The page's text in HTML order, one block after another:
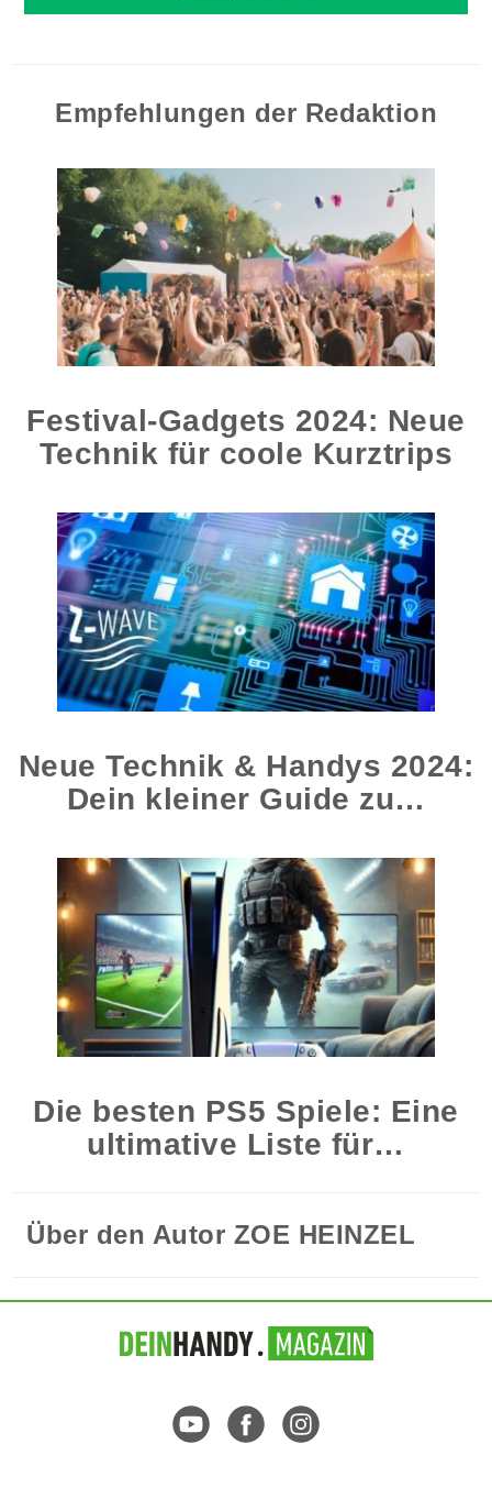
Empfehlungen der Redaktion
Festival-Gadgets 2024: Neue
Technik für coole Kurztrips
Neue Technik & Handys 2024:
Dein kleiner Guide zu…
Die besten PS5 Spiele: Eine
ultimative Liste für…
Über den Autor ZOE HEINZEL